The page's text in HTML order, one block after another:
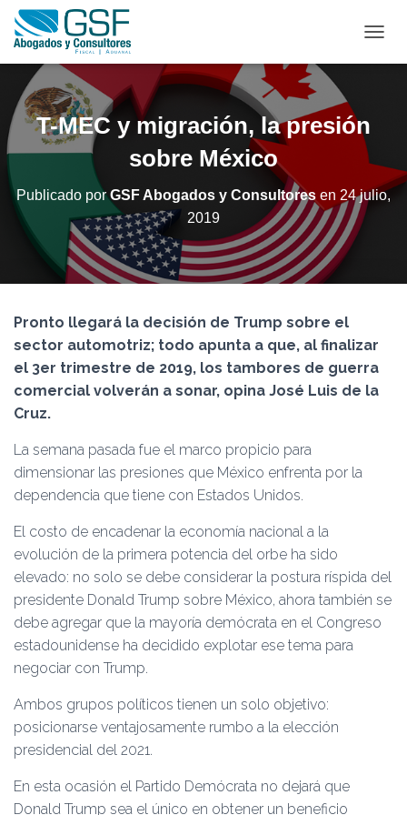
A
M
O
D
A
G
C
I
T-MEC y migración, la presión
sobre México
Publicado porGSF Abogados y Consultores en 24 julio,
2019
Pronto llegará la decisión de Trump sobre el
sector automotriz; todo apunta a que, al finalizar
el 3er trimestre de 2019, los tambores de guerra
comercial volverán a sonar, opina José Luis de la
Cruz.
La semana pasada fue el marco propicio para
dimensionar las presiones que México enfrenta por la
dependencia que tiene con Estados Unidos.
El costo de encadenar la economía nacional a la
evolución de la primera potencia del orbe ha sido
elevado: no solo se debe considerar la postura ríspida del
presidente Donald Trump sobre México, ahora también se
debe agregar que la mayoría demócrata en el Congreso
estadounidense ha decidido explotar ese tema para
negociar con Trump.
Ambos grupos políticos tienen un solo objetivo:
posicionarse ventajosamente rumbo a la elección
presidencial del 2021.
En esta ocasión el Partido Demócrata no dejará que
Donald Trump sea el único en obtener un beneficio